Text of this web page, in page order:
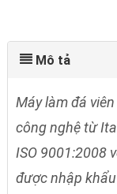
Mô tả
Máy làm đá
công nghệ từ
ISO 9001:2008
được nhập